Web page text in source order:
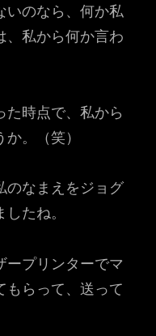
いのなら、何か私
、私から何か言わ
時点で、私から
。（笑）
なまえをジョグ
たね。
プリンターでマ
もらって、送って